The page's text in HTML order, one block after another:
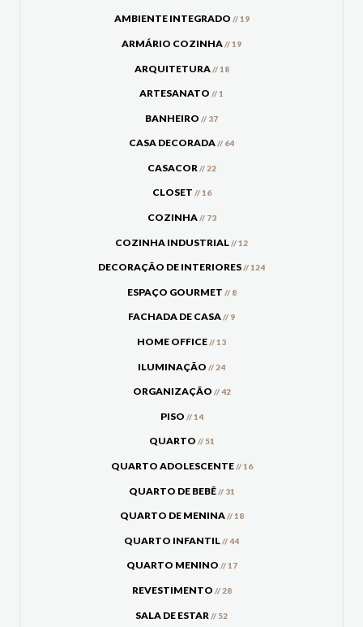
AMBIENTE INTEGRADO // 19
ARMÁRIO COZINHA// 19
ARQUITETURA// 18
ARTESANATO // 1
BANHEIRO // 37
CASA DECORADA// 64
CASACOR // 22
CLOSET // 16
COZINHA// 73
COZINHA INDUSTRIAL// 12
DECORAÇÃO DE INTERIORES// 124
ESPAÇO GOURMET // 8
FACHADA DE CASA// 9
HOME OFFICE// 13
ILUMINAÇÃO // 24
ORGANIZAÇÃO // 42
PISO // 14
QUARTO // 51
QUARTO ADOLESCENTE// 16
QUARTO DE BEBÊ// 31
QUARTO DE MENINA// 18
QUARTO INFANTIL// 44
QUARTO MENINO // 17
REVESTIMENTO // 28
SALA DE ESTAR // 52